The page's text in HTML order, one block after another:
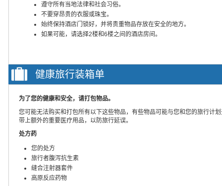
遵守所有当地法律和社会习俗。
不要穿昂贵的衣服或珠宝。
始终保持酒店门锁好，并将贵重物品存放在安全的地方。
如果可能，请选择2楼和6楼之间的酒店房间。
健康旅行装箱单
为了您的健康和安全，请打包物品。
您可能无法购买和打包所有以下这些物品，有些物品可能与您和您的旅行计
带上额外的重要医疗用品，以防旅行延误。
处方药
您的处方
旅行者腹泻抗生素
缝合注射器套件
高原反应药物